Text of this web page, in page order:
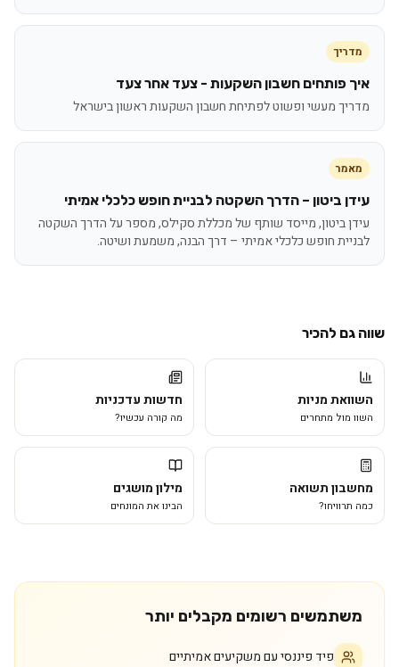
מדריך
איך פותחים חשבון השקעות - צעד אחר צעד
מדריך מעשי ופשוט לפתיחת חשבון השקעות ראשון בישראל
מאמר
עידן ביטון – הדרך השקטה לבניית חופש כלכלי אמיתי
עידן ביטון, מייסד שותף של מכללת סקילס, מספר על הדרך השקטה
לבניית חופש כלכלי אמיתי – דרך הבנה, משמעת ושיטה.
שווה גם להכיר
השוואת מניות
השוו מול מתחרים
חדשות עדכניות
מה קורה עכשיו?
מחשבון תשואה
כמה תרוויחו?
מילון מושגים
הבינו את המונחים
משתמשים רשומים מקבלים יותר
פיד פיננסי עם משקיעים אמיתיים